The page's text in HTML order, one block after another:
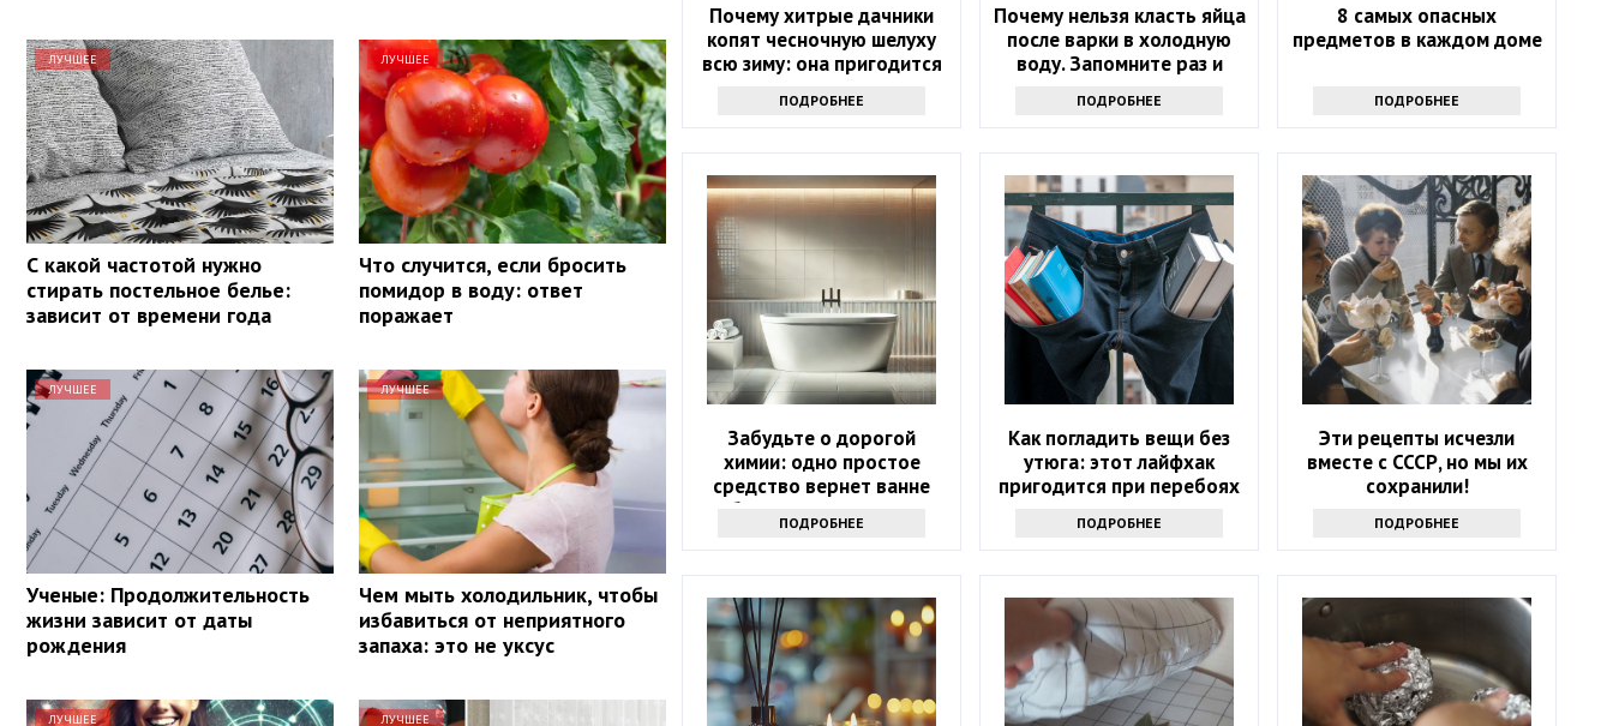
ЛУЧШЕЕ
С какой частотой нужно
стирать постельное белье:
зависит от времени года
ЛУЧШЕЕ
Что случится, если бросить
помидор в воду: ответ
поражает
ЛУЧШЕЕ
Ученые: Продолжительность
жизни зависит от даты
рождения
ЛУЧШЕЕ
Чем мыть холодильник, чтобы
избавиться от неприятного
запаха: это не уксус
ЛУЧШЕЕ ЛУЧШЕЕ
Почему хитрые дачники
копят чесночную шелуху
всю зиму: она пригодится
весной
ПОДРОБНЕЕ
Почему нельзя класть яйца
после варки в холодную
воду. Запомните раз и
ПОДРОБНЕЕ
8 самых опасных
предметов в каждом доме
ПОДРОБНЕЕ
Забудьте о дорогой
химии: одно простое
средство вернет ванне
белизну за 10 минут
ПОДРОБНЕЕ
Как погладить вещи без
утюга: этот лайфхак
пригодится при перебоях
ПОДРОБНЕЕ
Эти рецепты исчезли
вместе с СССР, но мы их
сохранили!
ПОДРОБНЕЕ